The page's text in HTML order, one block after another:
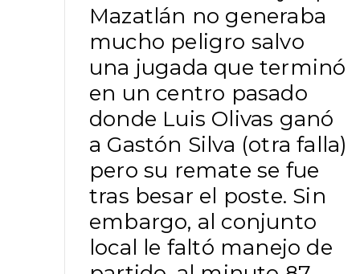
Mazatlán no generaba
mucho peligro salvo
una jugada que terminó
en un centro pasado
donde Luis Olivas ganó
a Gastón Silva (otra falla)
pero su remate se fue
tras besar el poste. Sin
embargo, al conjunto
local le faltó manejo de